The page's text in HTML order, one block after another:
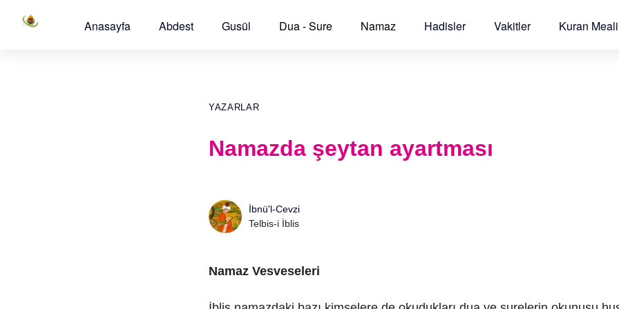
Anasayfa Abdest Gusül Dua - Sure Namaz Hadisler Vakitler Kuran Meali
YAZARLAR
Namazda şeytan ayartması
İbnü'l-Cevzi
Telbis-i İblis
Namaz Vesveseleri